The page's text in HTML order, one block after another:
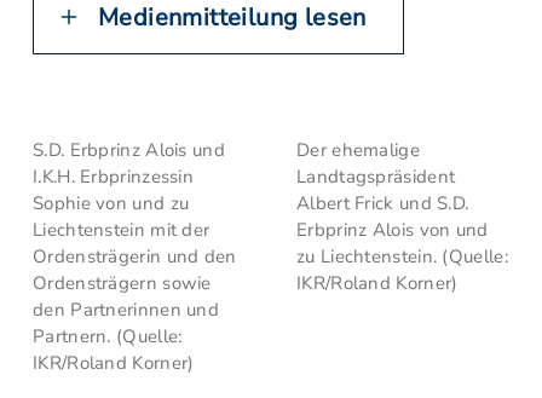
Medienmitteilung lesen
S.D. Erbprinz Alois und
I.K.H. Erbprinzessin
Sophie von und zu
Liechtenstein mit der
Ordensträgerin und den
Ordensträgern sowie
den Partnerinnen und
Partnern. (Quelle:
IKR/Roland Korner)
Der ehemalige
Landtagspräsident
Albert Frick und S.D.
Erbprinz Alois von und
zu Liechtenstein. (Quelle:
IKR/Roland Korner)